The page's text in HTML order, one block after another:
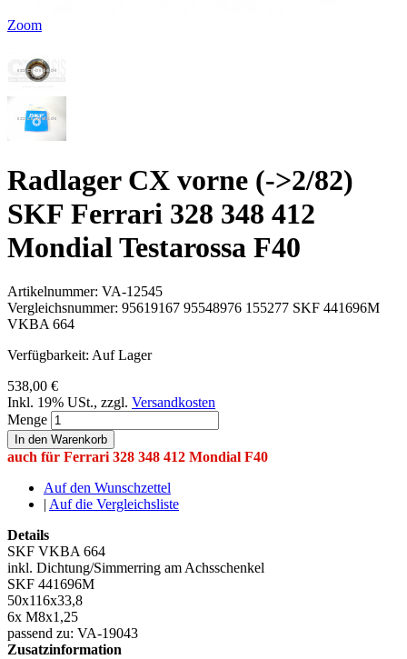
Zoom
Radlager CX vorne (->2/82)
SKF Ferrari 328 348 412
Mondial Testarossa F40
Artikelnummer: VA-12545
Vergleichsnummer: 95619167 95548976 155277 SKF 441696M
VKBA 664
Verfügbarkeit: Auf Lager
538,00 €
Inkl. 19% USt., zzgl. Versandkosten
Menge
In den Warenkorb
auch für Ferrari 328 348 412 Mondial F40
Auf den Wunschzettel
| Auf die Vergleichsliste
Details
SKF VKBA 664
inkl. Dichtung/Simmerring am Achsschenkel
SKF 441696M
50x116x33,8
6x M8x1,25
passend zu: VA-19043
Zusatzinformation